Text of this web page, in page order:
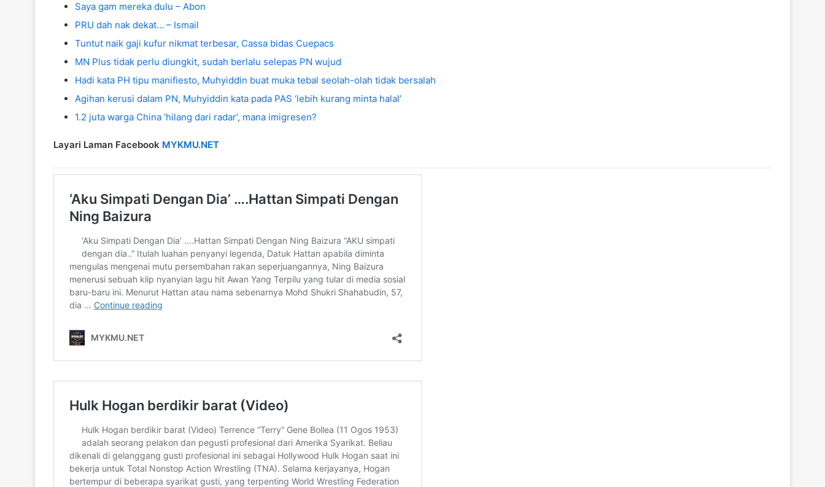
Saya gam mereka dulu – Abon
PRU dah nak dekat… – Ismail
Tuntut naik gaji kufur nikmat terbesar, Cassa bidas Cuepacs
MN Plus tidak perlu diungkit, sudah berlalu selepas PN wujud
Hadi kata PH tipu manifiesto, Muhyiddin buat muka tebal seolah-olah tidak bersalah
Agihan kerusi dalam PN, Muhyiddin kata pada PAS ‘lebih kurang minta halal’
1.2 juta warga China ‘hilang dari radar’, mana imigresen?
Layari Laman Facebook MYKMU.NET